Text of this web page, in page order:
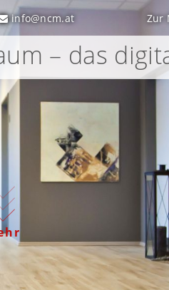
info@ncm.at Zur
– das